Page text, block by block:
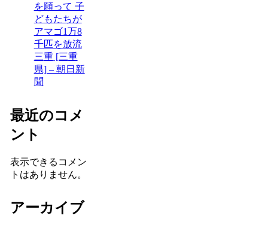
を願って 子
どもたちが
アマゴ1万8
千匹を放流
三重 [三重
県] – 朝日新
聞
最近のコメ
ント
表示できるコメン
トはありません。
アーカイブ